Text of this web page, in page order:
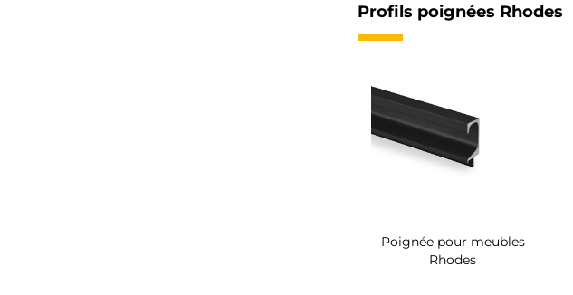
Profils poignées Rhodes
Poignée pour meubles
Rhodes